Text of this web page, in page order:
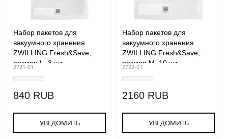
Набор пакетов для
вакуумного хранения
ZWILLING Fresh&Save,
размер L, 3 шт.
2721-01
840 RUB
УВЕДОМИТЬ
Набор пакетов для
вакуумного хранения
ZWILLING Fresh&Save,
размер M, 10 шт.
2722-01
2160 RUB
УВЕДОМИТЬ